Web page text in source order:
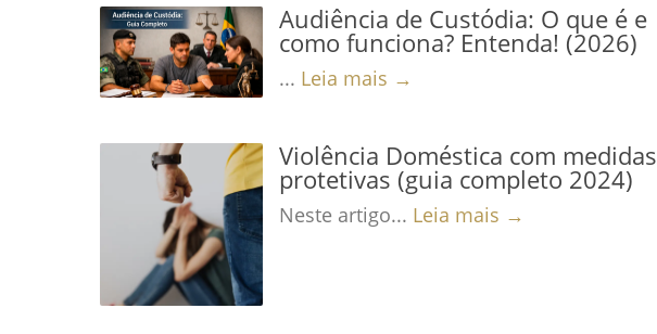
Audiência de Custódia: O que é e
como funciona? Entenda! (2026)
... Leia mais →
Violência Doméstica com medidas
protetivas (guia completo 2024)
Neste artigo... Leia mais →